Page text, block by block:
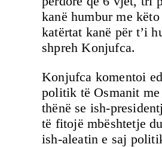
kanë humbur me
katërtat kanë për t’i
shpreh Konjufca.
Konjufca komentoi
politik të Osmanit
thënë se ish-
të fitojë mbështetje
ish-aleatin e saj